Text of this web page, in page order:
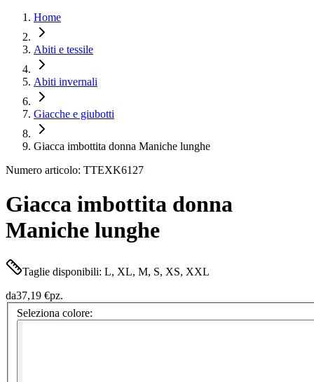
Home
Abiti e tessile
Abiti invernali
Giacche e giubotti
Giacca imbottita donna Maniche lunghe
Numero articolo: TTEXK6127
Giacca imbottita donna
Maniche lunghe
Taglie disponibili: L, XL, M, S, XS, XXL
da37,19 €pz.
Seleziona colore: